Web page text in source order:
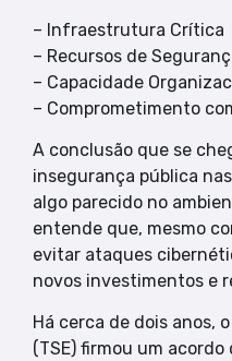
– Infraestrutura Crítica
– Recursos de
– Capacidade
– Comprometimento
A conclusão que se
insegurança pública
algo parecido no
entende que, mesmo
evitar ataques
novos investimentos e
Há cerca de dois anos,
(TSE) firmou um acordo